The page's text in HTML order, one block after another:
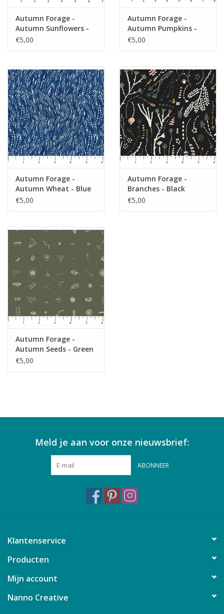
Autumn Forage -
Autumn Sunflowers -
Gold
€5,00
Autumn Forage -
Autumn Pumpkins -
Cream
€5,00
Autumn Forage -
Autumn Wheat - Blue
€5,00
Autumn Forage -
Branches - Black
€5,00
Autumn Forage -
Autumn Seeds - Green
€5,00
Meld je aan voor onze nieuwsbrief:
ABONNEER
Klantenservice
Producten
Mijn account
Nanno Creative